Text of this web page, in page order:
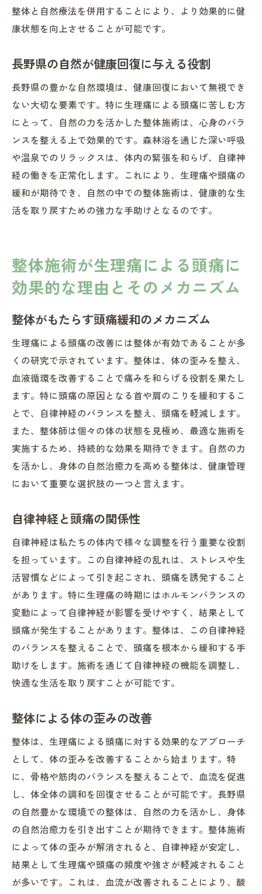
整体と自然療法を併用することにより、より効果的に健
康状態を向上させることが可能です。
長野県の自然が健康回復に与える役割
長野県の豊かな自然環境は、健康回復において無視でき
ない大切な要素です。特に生理痛による頭痛に苦しむ方
にとって、自然の力を活かした整体施術は、心身のバラ
ンスを整える上で効果的です。森林浴を通じた深い呼吸
や温泉でのリラックスは、体内の緊張を和らげ、自律神
経の働きを正常化します。これにより、生理痛や頭痛の
緩和が期待でき、自然の中での整体施術は、健康的な生
活を取り戻すための強力な手助けとなるのです。
整体施術が生理痛による頭痛に
効果的な理由とそのメカニズム
整体がもたらす頭痛緩和のメカニズム
生理痛による頭痛の改善には整体が有効であることが多
くの研究で示されています。整体は、体の歪みを整え、
血液循環を改善することで痛みを和らげる役割を果たし
ます。特に頭痛の原因となる首や肩のこりを緩和するこ
とで、自律神経のバランスを整え、頭痛を軽減します。
また、整体師は個々の体の状態を見極め、最適な施術を
実施するため、持続的な効果を期待できます。自然の力
を活かし、身体の自然治癒力を高める整体は、健康管理
において重要な選択肢の一つと言えます。
自律神経と頭痛の関係性
自律神経は私たちの体内で様々な調整を行う重要な役割
を担っています。この自律神経の乱れは、ストレスや生
活習慣などによって引き起こされ、頭痛を誘発すること
があります。特に生理痛の時期にはホルモンバランスの
変動によって自律神経が影響を受けやすく、結果として
頭痛が発生することがあります。整体は、この自律神経
のバランスを整えることで、頭痛を根本から緩和する手
助けをします。施術を通じて自律神経の機能を調整し、
快適な生活を取り戻すことが可能です。
整体による体の歪みの改善
整体は、生理痛による頭痛に対する効果的なアプローチ
として、体の歪みを改善することから始まります。特
に、骨格や筋肉のバランスを整えることで、血流を促進
し、体全体の調和を回復させることが可能です。長野県
の自然豊かな環境での整体は、自然の力を活かし、身体
の自然治癒力を引き出すことが期待できます。整体施術
によって体の歪みが解消されると、自律神経が安定し、
結果として生理痛や頭痛の頻度や強さが軽減されること
が多いです。これは、血流が改善されることにより、酸